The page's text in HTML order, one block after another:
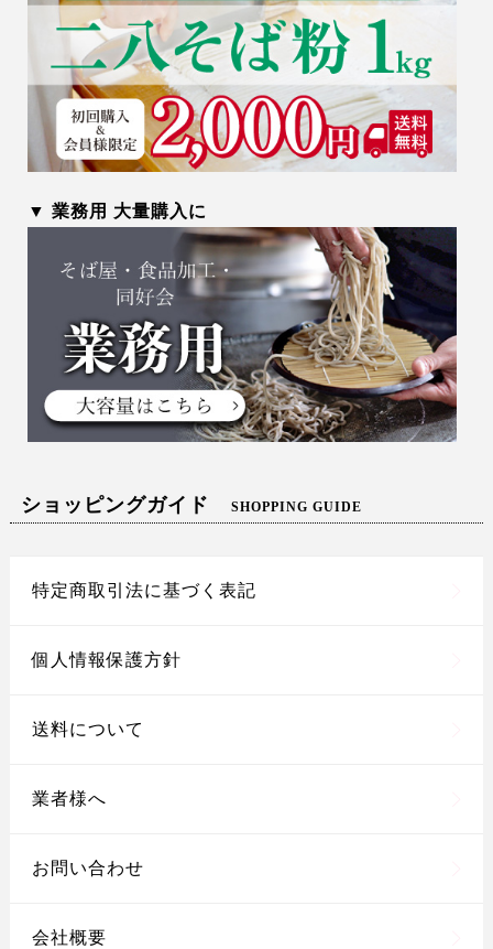
▼ 業務用 大量購入に
ショッピングガイド SHOPPING GUIDE
特定商取引法に基づく表記
個人情報保護方針
送料について
業者様へ
お問い合わせ
会社概要